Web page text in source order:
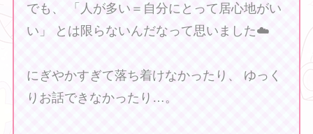
でも、 「人が多い＝自分にとって居心地がい
い」 とは限らないんだなって思いました☁️
にぎやかすぎて落ち着けなかったり、 ゆっく
りお話できなかったり…。